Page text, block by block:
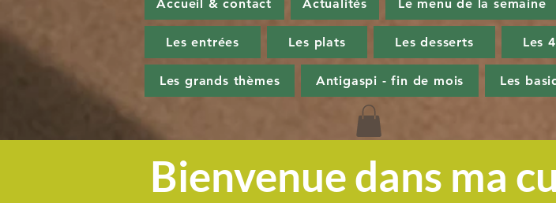
Accueil & contact Actualités Le menu de la semaine
Les entrées Les plats Les desserts Les
Les grands thèmes Antigaspi - fin de mois Les
Bienvenue dans ma